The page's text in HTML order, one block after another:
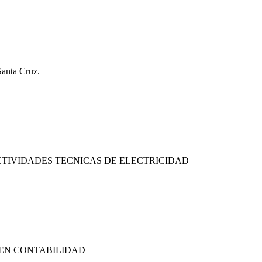
Cruz.
TECNICAS DE ELECTRICIDAD
CONTABILIDAD